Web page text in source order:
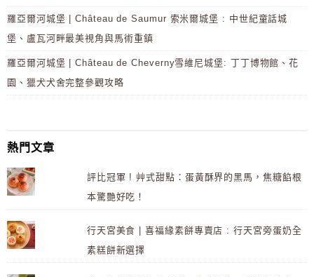
羅亞爾河城堡 | Château de Saumur 索米爾城堡 : 中世紀童話城
堡、盧瓦河畔最美視角與馬術重鎮
羅亞爾河城堡 | Château de Cheverny雪維尼城堡: 丁丁博物館、花
園、獵犬犬舍完整參觀攻略
熱門文章
評比冠軍 ! 艸式甜點：蛋黃酥界的黑馬，焦糖餡根
本驚艷好吃！
行天宮美食 | 喜福緣素餅專賣店 : 行天宮旁蛋奶全
素糕餅新選擇